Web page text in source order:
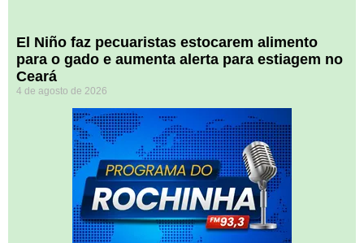
El Niño faz pecuaristas estocarem alimento
para o gado e aumenta alerta para estiagem no
Ceará
4 de agosto de 2026